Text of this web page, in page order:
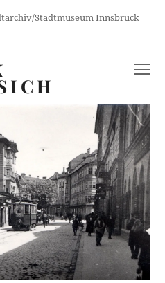
Stadtmuseum Innsbruck